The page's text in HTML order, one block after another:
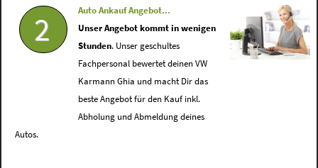
2
Auto Ankauf Angebot...
Unser Angebot kommt in wenigen
Stunden. Unser geschultes
Fachpersonal bewertet deinen VW
Karmann Ghia und macht Dir das
beste Angebot für den Kauf inkl.
Abholung und Abmeldung deines
Autos.